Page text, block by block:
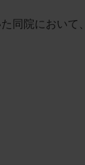
同院において